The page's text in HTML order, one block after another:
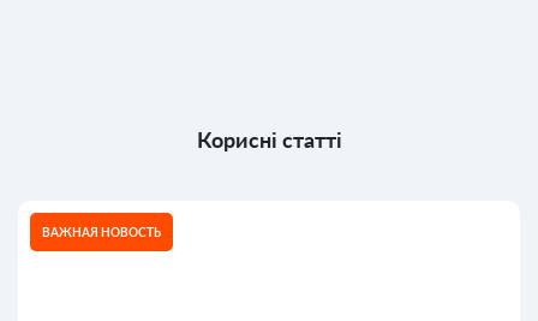
Корисні статті
ВАЖНАЯ НОВОСТЬ